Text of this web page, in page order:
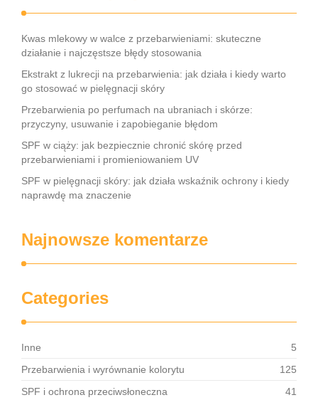
Kwas mlekowy w walce z przebarwieniami: skuteczne
działanie i najczęstsze błędy stosowania
Ekstrakt z lukrecji na przebarwienia: jak działa i kiedy warto
go stosować w pielęgnacji skóry
Przebarwienia po perfumach na ubraniach i skórze:
przyczyny, usuwanie i zapobieganie błędom
SPF w ciąży: jak bezpiecznie chronić skórę przed
przebarwieniami i promieniowaniem UV
SPF w pielęgnacji skóry: jak działa wskaźnik ochrony i kiedy
naprawdę ma znaczenie
Najnowsze komentarze
Categories
Inne
5
Przebarwienia i wyrównanie kolorytu
125
SPF i ochrona przeciwsłoneczna
41